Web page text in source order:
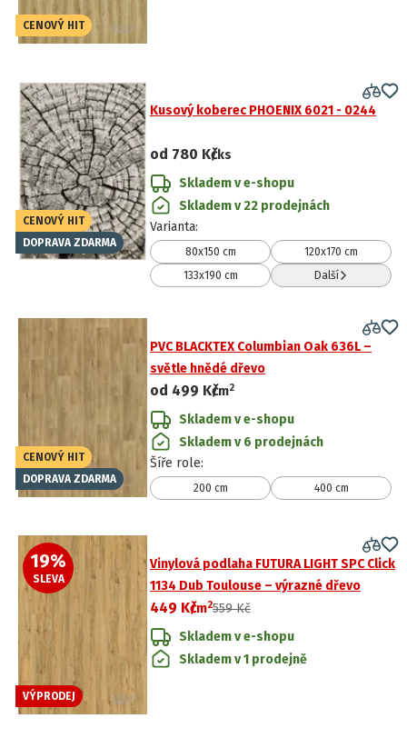
CENOVÝ HIT
CENOVÝ HIT
DOPRAVA ZDARMA
Kusový koberec PHOENIX 6021 - 0244
od 780 Kč/ks
Skladem v e-shopu
Skladem v 22 prodejnách
Varianta:
80x150 cm
120x170 cm
133x190 cm
Další
CENOVÝ HIT
DOPRAVA ZDARMA
PVC BLACKTEX Columbian Oak 636L –
světle hnědé dřevo
od 499 Kč
/m2
Skladem v e-shopu
Skladem v 6 prodejnách
Šíře role:
200 cm 400 cm
19%
SLEVA
VÝPRODEJ
Vinylová podlaha FUTURA LIGHT SPC Click
1134 Dub Toulouse – výrazné dřevo
449 Kč
/m2559 Kč
Skladem v e-shopu
Skladem v 1 prodejně